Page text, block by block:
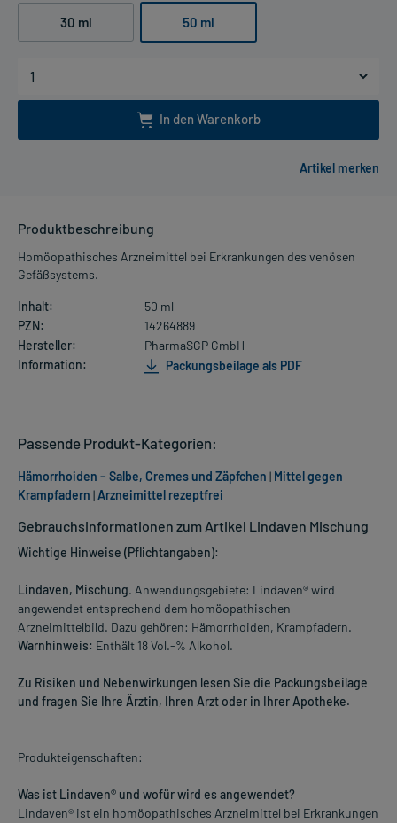
30 ml 50 ml
In den Warenkorb
Produktbeschreibung
Homöopathisches Arzneimittel bei Erkrankungen des venösen
Gefäßsystems.
Inhalt:
50 ml
PZN:
14264889
Hersteller:
PharmaSGP GmbH
Information:
Packungsbeilage als PDF
Gebrauchsinformationen zum Artikel Lindaven Mischung
Wichtige Hinweise (Pflichtangaben):
Lindaven, Mischung. Anwendungsgebiete: Lindaven® wird
angewendet entsprechend dem homöopathischen
Arzneimittelbild. Dazu gehören: Hämorrhoiden, Krampfadern.
Warnhinweis: Enthält 18 Vol.-% Alkohol.
Zu Risiken und Nebenwirkungen lesen Sie die Packungsbeilage
und fragen Sie Ihre Ärztin, Ihren Arzt oder in Ihrer Apotheke.
Produkteigenschaften:
Was ist Lindaven® und wofür wird es angewendet?
Lindaven® ist ein homöopathisches Arzneimittel bei Erkrankungen
Passende Produkt-Kategorien:
Hämorrhoiden – Salbe, Cremes und Zäpfchen | Mittel gegen
Krampfadern |Arzneimittel rezeptfrei